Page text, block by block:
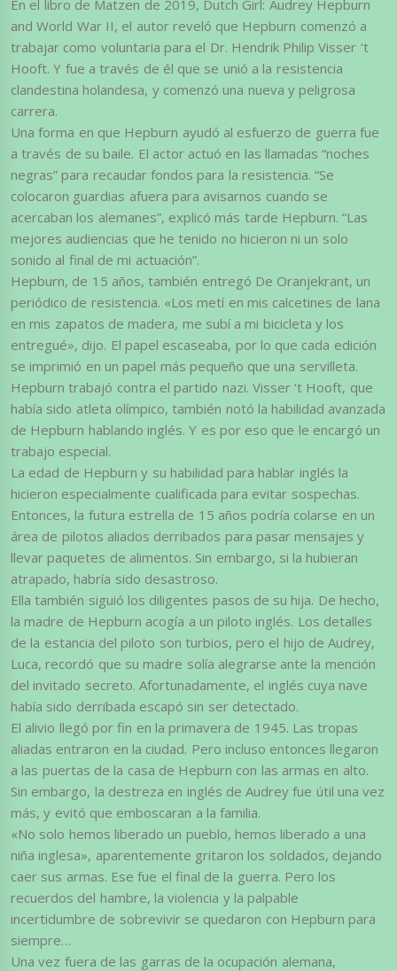
En el libro de Matzen de 2019, Dutch Girl: Audrey Hepburn
and World War II, el autor reveló que Hepburn comenzó a
trabajar como voluntaria para el Dr. Hendrik Philip Visser ‘t
Hooft. Y fue a través de él que se unió a la resistencia
clandestina holandesa, y comenzó una nueva y peligrosa
carrera.
Una forma en que Hepburn ayudó al esfuerzo de guerra fue
a través de su baile. El actor actuó en las llamadas “noches
negras” para recaudar fondos para la resistencia. “Se
colocaron guardias afuera para avisarnos cuando se
acercaban los alemanes”, explicó más tarde Hepburn. “Las
mejores audiencias que he tenido no hicieron ni un solo
sonido al final de mi actuación”.
Hepburn, de 15 años, también entregó De Oranjekrant, un
periódico de resistencia. «Los metí en mis calcetines de lana
en mis zapatos de madera, me subí a mi bicicleta y los
entregué», dijo. El papel escaseaba, por lo que cada edición
se imprimió en un papel más pequeño que una servilleta.
Hepburn trabajó contra el partido nazi. Visser ‘t Hooft, que
había sido atleta olímpico, también notó la habilidad avanzada
de Hepburn hablando inglés. Y es por eso que le encargó un
trabajo especial.
La edad de Hepburn y su habilidad para hablar inglés la
hicieron especialmente cualificada para evitar sospechas.
Entonces, la futura estrella de 15 años podría colarse en un
área de pilotos aliados derribados para pasar mensajes y
llevar paquetes de alimentos. Sin embargo, si la hubieran
atrapado, habría sido desastroso.
Ella también siguió los diligentes pasos de su hija. De hecho,
la madre de Hepburn acogía a un piloto inglés. Los detalles
de la estancia del piloto son turbios, pero el hijo de Audrey,
Luca, recordó que su madre solía alegrarse ante la mención
del invitado secreto. Afortunadamente, el inglés cuya nave
había sido derribada escapó sin ser detectado.
El alivio llegó por fin en la primavera de 1945. Las tropas
aliadas entraron en la ciudad. Pero incluso entonces llegaron
a las puertas de la casa de Hepburn con las armas en alto.
Sin embargo, la destreza en inglés de Audrey fue útil una vez
más, y evitó que emboscaran a la familia.
«No solo hemos liberado un pueblo, hemos liberado a una
niña inglesa», aparentemente gritaron los soldados, dejando
caer sus armas. Ese fue el final de la guerra. Pero los
recuerdos del hambre, la violencia y la palpable
incertidumbre de sobrevivir se quedaron con Hepburn para
siempre…
Una vez fuera de las garras de la ocupación alemana,